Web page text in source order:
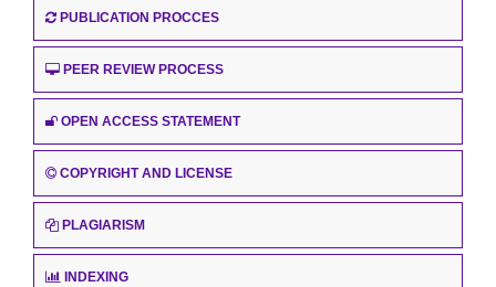
PUBLICATION PROCCES
PEER REVIEW PROCESS
OPEN ACCESS STATEMENT
COPYRIGHT AND LICENSE
PLAGIARISM
INDEXING